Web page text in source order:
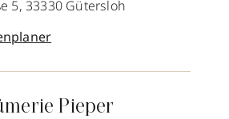
5, 33330 Gütersloh
Pieper